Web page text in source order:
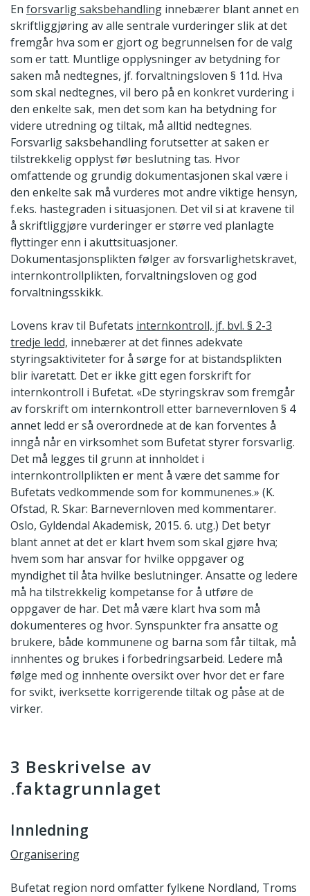
En forsvarlig saksbehandling innebærer blant annet en
skriftliggjøring av alle sentrale vurderinger slik at det
fremgår hva som er gjort og begrunnelsen for de valg
som er tatt. Muntlige opplysninger av betydning for
saken må nedtegnes, jf. forvaltningsloven § 11d. Hva
som skal nedtegnes, vil bero på en konkret vurdering i
den enkelte sak, men det som kan ha betydning for
videre utredning og tiltak, må alltid nedtegnes.
Forsvarlig saksbehandling forutsetter at saken er
tilstrekkelig opplyst før beslutning tas. Hvor
omfattende og grundig dokumentasjonen skal være i
den enkelte sak må vurderes mot andre viktige hensyn,
f.eks. hastegraden i situasjonen. Det vil si at kravene til
å skriftliggjøre vurderinger er større ved planlagte
flyttinger enn i akuttsituasjoner.
Dokumentasjonsplikten følger av forsvarlighetskravet,
internkontrollplikten, forvaltningsloven og god
forvaltningsskikk.
Lovens krav til Bufetats internkontroll, jf. bvl. § 2-3
tredje ledd, innebærer at det finnes adekvate
styringsaktiviteter for å sørge for at bistandsplikten
blir ivaretatt. Det er ikke gitt egen forskrift for
internkontroll i Bufetat. «De styringskrav som fremgår
av forskrift om internkontroll etter barnevernloven § 4
annet ledd er så overordnede at de kan forventes å
inngå når en virksomhet som Bufetat styrer forsvarlig.
Det må legges til grunn at innholdet i
internkontrollplikten er ment å være det samme for
Bufetats vedkommende som for kommunenes.» (K.
Ofstad, R. Skar: Barnevernloven med kommentarer.
Oslo, Gyldendal Akademisk, 2015. 6. utg.) Det betyr
blant annet at det er klart hvem som skal gjøre hva;
hvem som har ansvar for hvilke oppgaver og
myndighet til åta hvilke beslutninger. Ansatte og ledere
må ha tilstrekkelig kompetanse for å utføre de
oppgaver de har. Det må være klart hva som må
dokumenteres og hvor. Synspunkter fra ansatte og
brukere, både kommunene og barna som får tiltak, må
innhentes og brukes i forbedringsarbeid. Ledere må
følge med og innhente oversikt over hvor det er fare
for svikt, iverksette korrigerende tiltak og påse at de
virker.
3 Beskrivelse av
.faktagrunnlaget
Innledning
Organisering
Bufetat region nord omfatter fylkene Nordland, Troms